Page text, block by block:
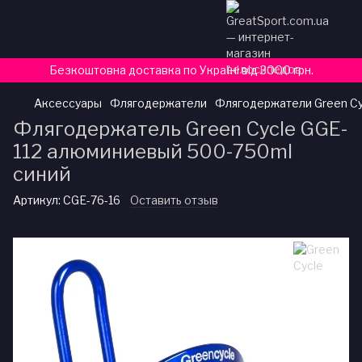
Безкоштовна доставка по Україні від 3000 грн.
Аксессуары Флягодержатели Флягодержатели Green
Флягодержатель Green Cycle GGE-
112 алюминиевый 500-750ml
синий
Артикул: CGE-76-16 Оставить отзыв